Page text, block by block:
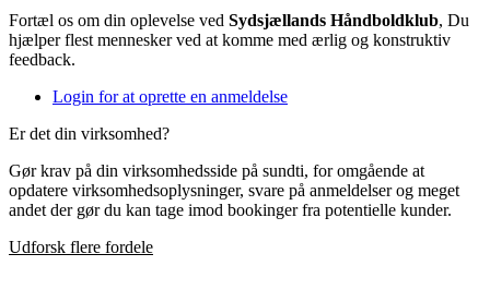
Fortæl os om din oplevelse ved Sydsjællands Håndboldklub, Du
hjælper flest mennesker ved at komme med ærlig og konstruktiv
feedback.
Login for at oprette en anmeldelse
Er det din virksomhed?
Gør krav på din virksomhedsside på sundti, for omgående at
opdatere virksomhedsoplysninger, svare på anmeldelser og meget
andet der gør du kan tage imod bookinger fra potentielle kunder.
Udforsk flere fordele